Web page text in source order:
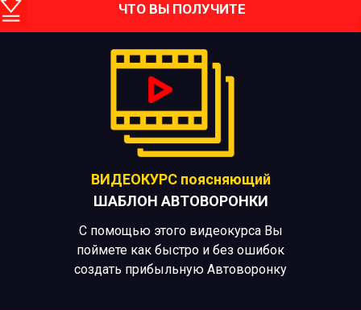
ЧТО ВЫ ПОЛУЧИТЕ
ВИДЕОКУРСпоясняющий
ШАБЛОН АВТОВОРОНКИ
С помощью этого видеокурса Вы
поймете как быстро и без ошибок
создать прибыльную Автоворонку